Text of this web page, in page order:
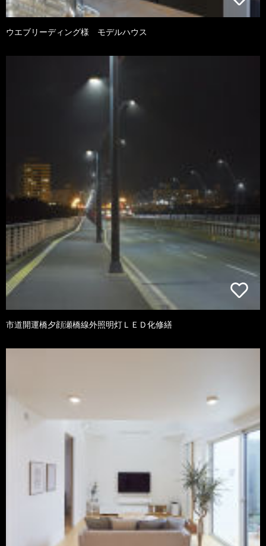
ウエブリーディング様 モデルハウス
市道開運橋夕顔瀬橋線外照明灯ＬＥＤ化修繕